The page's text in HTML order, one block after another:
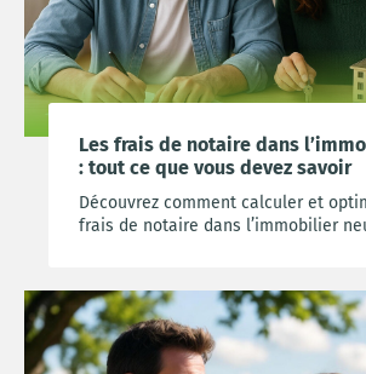
Les frais de notaire dans
: tout ce que vous devez savoir
Découvrez comment calculer et
frais de notaire dans l’immobilier